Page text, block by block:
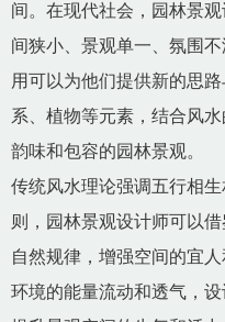
间。在现代社会，园林景
间狭小、景观单一、氛围
用可以为他们提供新的思
系、植物等元素，结合风
韵味和包容的园林景观。
传统风水理论强调五行相
则，园林景观设计师可以
自然规律，增强空间的宜
环境的能量流动和透气，